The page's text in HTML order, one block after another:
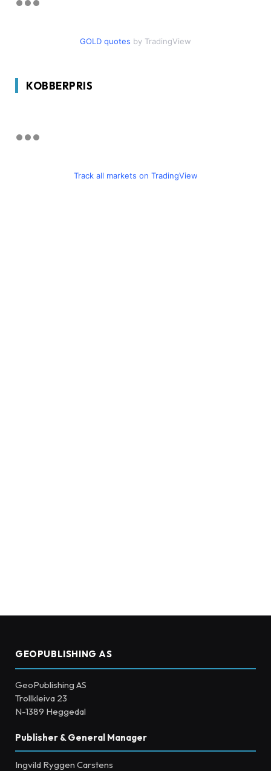
GOLD quotes by TradingView
KOBBERPRIS
Track all markets on TradingView
GEOPUBLISHING AS
GeoPublishing AS
Trollkleiva 23
N-1389 Heggedal
Publisher & General Manager
Ingvild Ryggen Carstens